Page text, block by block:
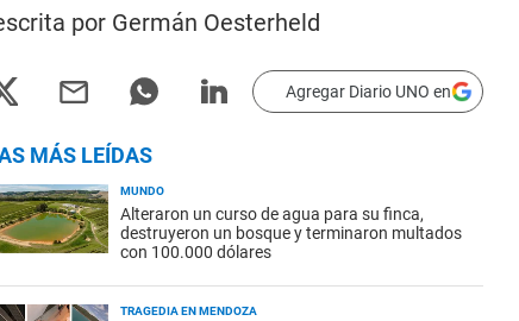
por Germán Oesterheld
Agregar Diario UNO en
MÁS LEÍDAS
MUNDO
Alteraron un curso de agua para su finca,
destruyeron un bosque y terminaron multados
con 100.000 dólares
TRAGEDIA EN MENDOZA